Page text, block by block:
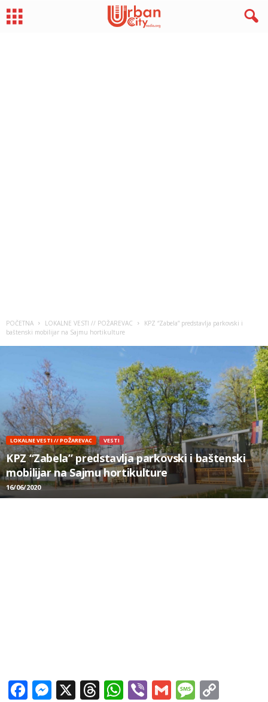
POČETNA LOKALNE VESTI // POŽAREVAC
KPZ “Zabela” predstavlja parkovski i
baštenski mobilijar na Sajmu hortikulture
LOKALNE VESTI // POŽAREVAC VESTI
KPZ “Zabela” predstavlja parkovski i baštenski
mobilijar na Sajmu hortikulture
16/06/2020
Facebook
Messenger
X Threads
WhatsApp
ViberGmail